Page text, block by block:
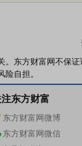
东方财富网不保
自担。